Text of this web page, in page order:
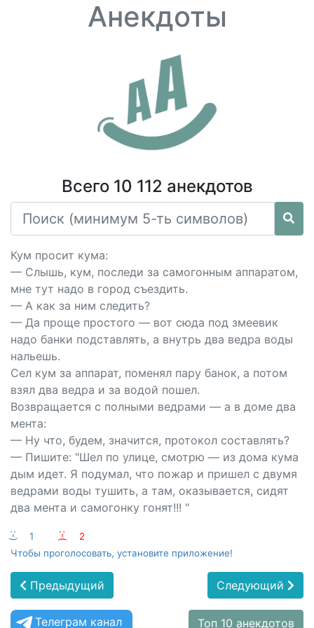
Анекдоты
Всего 10 112 анекдотов
Кум просит кума:
— Слышь, кум, последи за самогонным аппаратом,
мне тут надо в город съездить.
— А как за ним следить?
— Да проще простого — вот сюда под змеевик
надо банки подставлять, а внутрь два ведра воды
нальешь.
Сел кум за аппарат, поменял пару банок, а потом
взял два ведра и за водой пошел.
Возвращается с полными ведрами — а в доме два
мента:
— Ну что, будем, значится, протокол составлять?
— Пишите: "Шел по улице, смотрю — из дома кума
дым идет. Я подумал, что пожар и пришел с двумя
ведрами воды тушить, а там, оказывается, сидят
два мента и самогонку гонят!!! "
:-) 1 :-(
2
Чтобы проголосовать, установите приложение!
Предыдущий Следующий
Телеграм канал Топ 10 анекдотов